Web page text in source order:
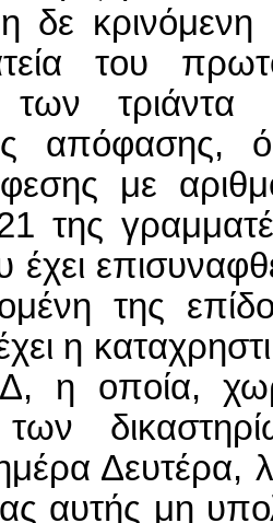
δε κρινόμενη
του
των
με
της
έχει
της
η
η οποία,
των
αυτής μη